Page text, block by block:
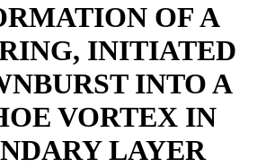
OF A
INITIATED
INTO A
VORTEX IN
LAYER